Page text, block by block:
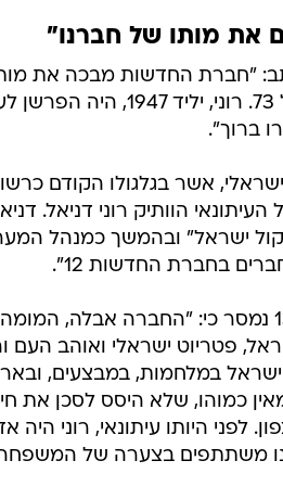
חדשות 12 נכתב: "חברת החדשות
שהלך לעולמו היום בגיל
אשר בגלגולו הקודם
הוותיק רוני דניאל.
שנות ה-70 ב"קול ישראל" ובהמשך
בחברת החדשות 12".
מהמתחרים בחדשות 13 נמסר כי: "החברה
פטריוט ישראלי ואוהב
במלחמות, במבצעים,
מאין כמוהו, שלא היסס לסכן את
לפני היותו עיתונאי, רוני
משתתפים בצערה של המשפחה